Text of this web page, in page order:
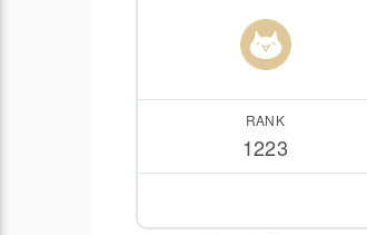
RANK
1223